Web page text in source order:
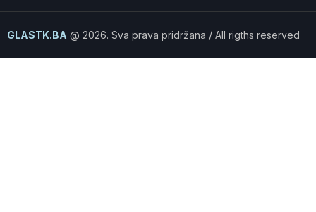
GLASTK.BA @ 2026. Sva prava pridržana / All rigths reserved